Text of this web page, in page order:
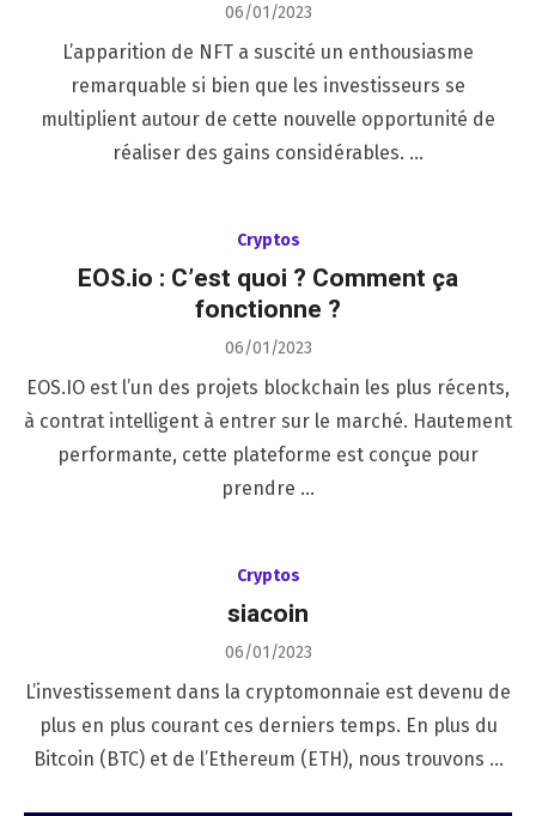
Posted
06/01/2023
L’apparition de NFT a suscité un enthousiasme
remarquable si bien que les investisseurs se
multiplient autour de cette nouvelle opportunité de
réaliser des gains considérables. …
Cryptos
EOS.io : C’est quoi ? Comment ça
fonctionne ?
Posted
06/01/2023
EOS.IO est l’un des projets blockchain les plus récents,
à contrat intelligent à entrer sur le marché. Hautement
performante, cette plateforme est conçue pour
prendre …
Cryptos
siacoin
Posted
06/01/2023
L’investissement dans la cryptomonnaie est devenu de
plus en plus courant ces derniers temps. En plus du
Bitcoin (BTC) et de l’Ethereum (ETH), nous trouvons …